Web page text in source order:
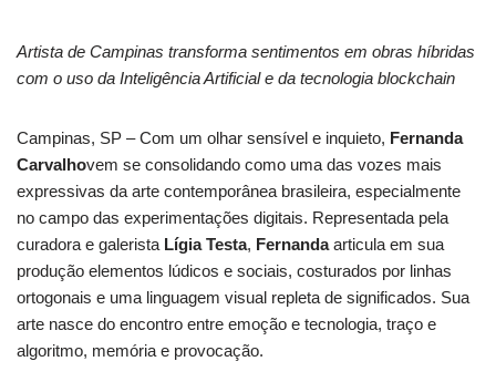
Artista de Campinas transforma sentimentos em obras híbridas
com o uso da Inteligência Artificial e da tecnologia blockchain
Campinas, SP – Com um olhar sensível e inquieto, Fernanda
Carvalhovem se consolidando como uma das vozes mais
expressivas da arte contemporânea brasileira, especialmente
no campo das experimentações digitais. Representada pela
curadora e galerista Lígia Testa, Fernandaarticula em sua
produção elementos lúdicos e sociais, costurados por linhas
ortogonais e uma linguagem visual repleta de significados. Sua
arte nasce do encontro entre emoção e tecnologia, traço e
algoritmo, memória e provocação.